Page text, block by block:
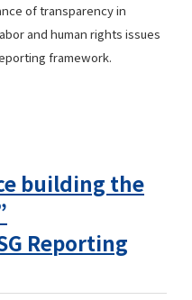
of transparency in
and human rights issues
framework.
building the
Reporting